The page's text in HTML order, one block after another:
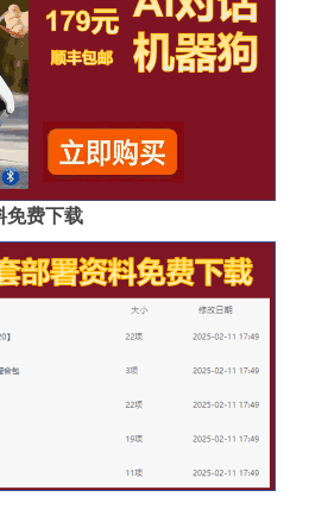
免费下载